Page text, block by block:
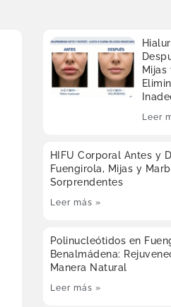
Mijas
Leer
HIFU Corporal Antes y
Fuengirola, Mijas y
Sorprendentes
Leer más »
Polinucleótidos en
Benalmádena:
Manera Natural
Leer más »